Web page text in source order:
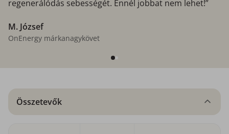
regenerálódás sebességét. Ennél jobbat nem lehet!”
M. József
OnEnergy márkanagykövet
Összetevők